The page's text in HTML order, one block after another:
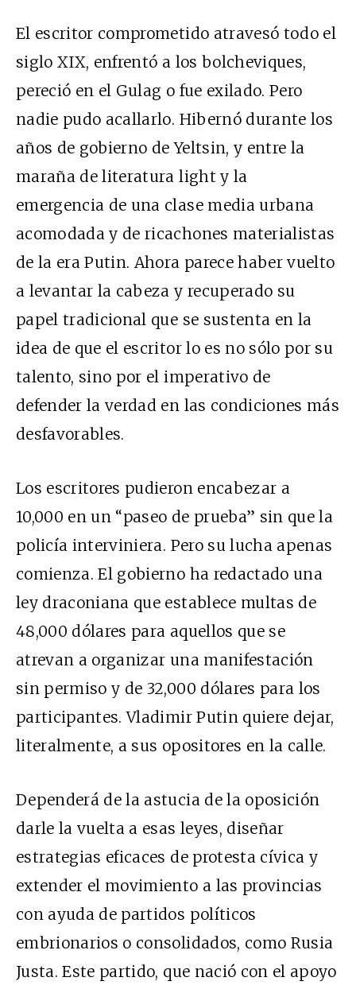
El escritor comprometido atravesó todo el
siglo XIX, enfrentó a los bolcheviques,
pereció en el Gulag o fue exilado. Pero
nadie pudo acallarlo. Hibernó durante los
años de gobierno de Yeltsin, y entre la
maraña de literatura light y la
emergencia de una clase media urbana
acomodada y de ricachones materialistas
de la era Putin. Ahora parece haber vuelto
a levantar la cabeza y recuperado su
papel tradicional que se sustenta en la
idea de que el escritor lo es no sólo por su
talento, sino por el imperativo de
defender la verdad en las condiciones más
desfavorables.
Los escritores pudieron encabezar a
10,000 en un “paseo de prueba” sin que la
policía interviniera. Pero su lucha apenas
comienza. El gobierno ha redactado una
ley draconiana que establece multas de
48,000 dólares para aquellos que se
atrevan a organizar una manifestación
sin permiso y de 32,000 dólares para los
participantes. Vladimir Putin quiere dejar,
literalmente, a sus opositores en la calle.
Dependerá de la astucia de la oposición
darle la vuelta a esas leyes, diseñar
estrategias eficaces de protesta cívica y
extender el movimiento a las provincias
con ayuda de partidos políticos
embrionarios o consolidados, como Rusia
Justa. Este partido, que nació con el apoyo